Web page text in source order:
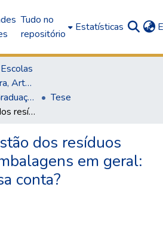
Tudo no
repositório
Estatísticas
Escola de Arquitetura, Artes e Design
Programa de Pós-Graduação em Arquitetura e Urbanismo
Tese
O custo da gestão dos resíduos oriundos de embalagens em geral: de quem é essa conta?
dos resíduos
em geral:
conta?